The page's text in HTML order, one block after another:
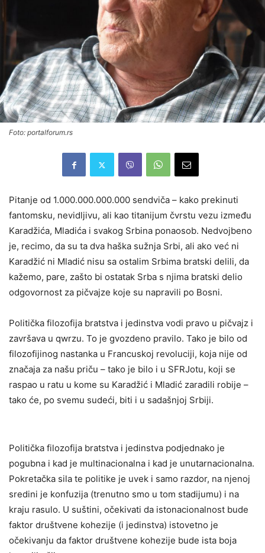
Foto: portalforum.rs
Pitanje od 1.000.000.000.000 sendviča – kako prekinuti
fantomsku, nevidljivu, ali kao titanijum čvrstu vezu između
Karadžića, Mladića i svakog Srbina ponaosob. Nedvojbeno
je, recimo, da su ta dva haška sužnja Srbi, ali ako već ni
Karadžić ni Mladić nisu sa ostalim Srbima bratski delili, da
kažemo, pare, zašto bi ostatak Srba s njima bratski delio
odgovornost za pičvajze koje su napravili po Bosni.
Politička filozofija bratstva i jedinstva vodi pravo u pičvajz i
završava u qwrzu. To je gvozdeno pravilo. Tako je bilo od
filozofijinog nastanka u Francuskoj revoluciji, koja nije od
značaja za našu priču – tako je bilo i u SFRJotu, koji se
raspao u ratu u kome su Karadžić i Mladić zaradili robije –
tako će, po svemu sudeći, biti i u sadašnjoj Srbiji.
Politička filozofija bratstva i jedinstva podjednako je
pogubna i kad je multinacionalna i kad je unutarnacionalna.
Pokretačka sila te politike je uvek i samo razdor, na njenoj
sredini je konfuzija (trenutno smo u tom stadijumu) i na
kraju rasulo. U suštini, očekivati da istonacionalnost bude
faktor društvene kohezije (i jedinstva) istovetno je
očekivanju da faktor društvene kohezije bude ista boja